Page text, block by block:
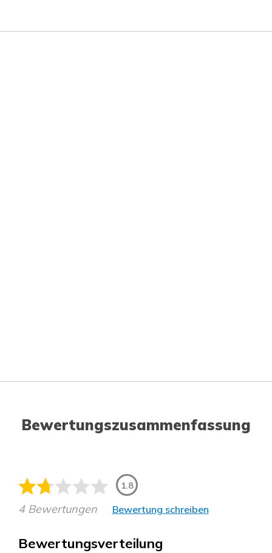
Bewertungszusammenfassung
1.8
4 Bewertungen Bewertung schreiben
Bewertungsverteilung